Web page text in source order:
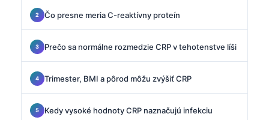
Čo presne meria C-reaktívny proteín
Prečo sa normálne rozmedzie CRP v tehotenstve líši
Trimester, BMI a pôrod môžu zvýšiť CRP
Kedy vysoké hodnoty CRP naznačujú infekciu